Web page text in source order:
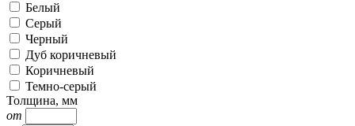
Белый
Серый
Черный
Дуб коричневый
Коричневый
Темно-серый
Толщина, мм
от